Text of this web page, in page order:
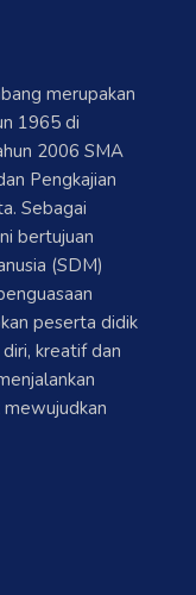
merupakan
1965 di
2006 SMA
Pengkajian
Sebagai
bertujuan
(SDM)
peserta didik
kreatif dan